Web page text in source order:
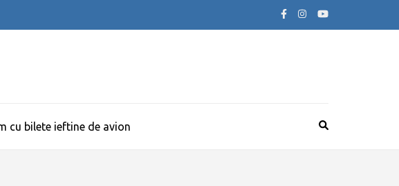
cu bilete ieftine de avion